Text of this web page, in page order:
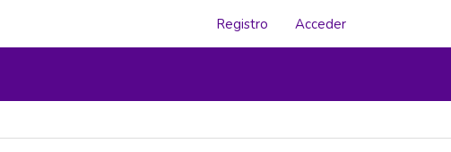
Registro Acceder